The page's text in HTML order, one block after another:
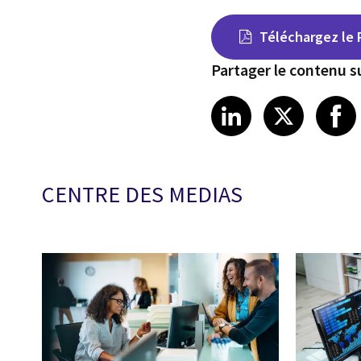
Téléchargez le
Partager le contenu
Share on
LinkedIn
Share
X
CENTRE DES MEDIAS